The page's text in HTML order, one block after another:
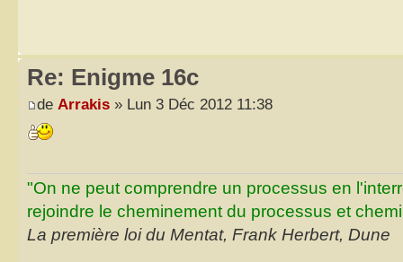
Re: Enigme 16c
de Arrakis » Lun 3 Déc 2012 11:38
"On ne peut comprendre un processus en
rejoindre le cheminement du processus et
La première loi du Mentat, Frank Herbert, Dune